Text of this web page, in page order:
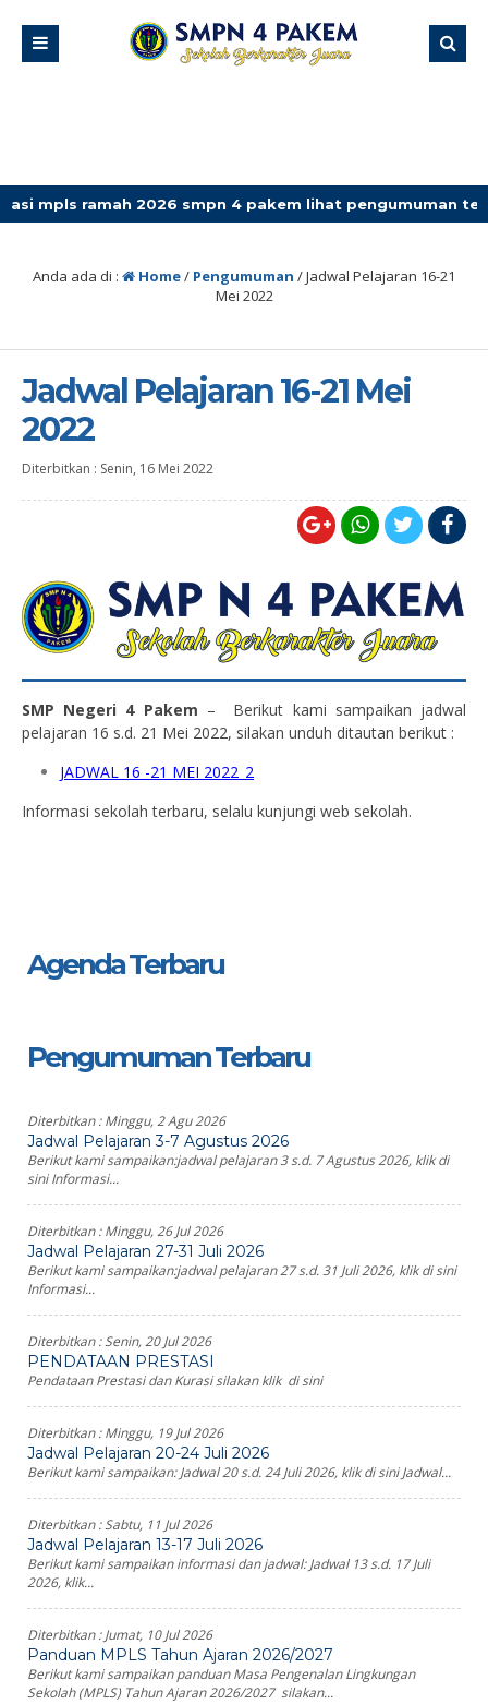
2026 smpn 4 pakem lihat pengumuman terbaru
Anda ada di : Home/ Pengumuman /Jadwal Pelajaran 16-21
Mei 2022
Jadwal Pelajaran 16-21 Mei
2022
Diterbitkan : Senin, 16 Mei 2022
SMP Negeri 4 Pakem – Berikut kami sampaikan jadwal
pelajaran 16 s.d. 21 Mei 2022, silakan unduh ditautan berikut :
JADWAL 16 -21 MEI 2022_2
Informasi sekolah terbaru, selalu kunjungi web sekolah.
Agenda Terbaru
Pengumuman Terbaru
Diterbitkan :Minggu, 2 Agu 2026
Jadwal Pelajaran 3-7 Agustus 2026
Berikut kami sampaikan:jadwal pelajaran 3 s.d. 7 Agustus 2026, klik di
sini Informasi...
Diterbitkan :Minggu, 26 Jul 2026
Jadwal Pelajaran 27-31 Juli 2026
Berikut kami sampaikan:jadwal pelajaran 27 s.d. 31 Juli 2026, klik di sini
Informasi...
Diterbitkan :Senin, 20 Jul 2026
PENDATAAN PRESTASI
Pendataan Prestasi dan Kurasi silakan klik di sini
Diterbitkan :Minggu, 19 Jul 2026
Jadwal Pelajaran 20-24 Juli 2026
Berikut kami sampaikan: Jadwal 20 s.d. 24 Juli 2026, klik di sini Jadwal...
Diterbitkan :Sabtu, 11 Jul 2026
Jadwal Pelajaran 13-17 Juli 2026
Berikut kami sampaikan informasi dan jadwal: Jadwal 13 s.d. 17 Juli
2026, klik...
Diterbitkan :Jumat, 10 Jul 2026
Panduan MPLS Tahun Ajaran 2026/2027
Berikut kami sampaikan panduan Masa Pengenalan Lingkungan
Sekolah (MPLS) Tahun Ajaran 2026/2027 silakan...